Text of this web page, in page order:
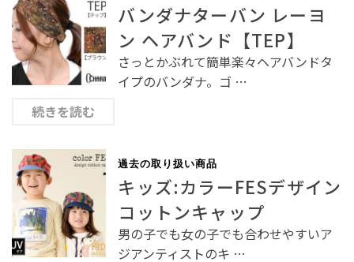
バンダナターバン レーヨ
ン ヘアバンド【TEP】
さっとかぶれて簡単楽々ヘアバンドタ
イプのバンダナ。ゴ …
続きを読む
過去の取り扱い商品
キッズ:カラーFESデザイン
コットンキャップ
男の子でも女の子でも合わせやすいア
ジアンティストのキ …